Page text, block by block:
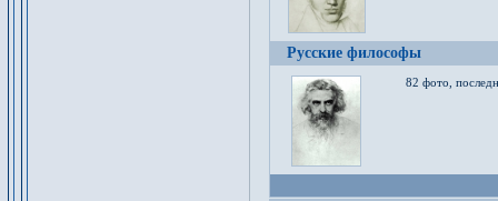
Русские философы
82 фото,